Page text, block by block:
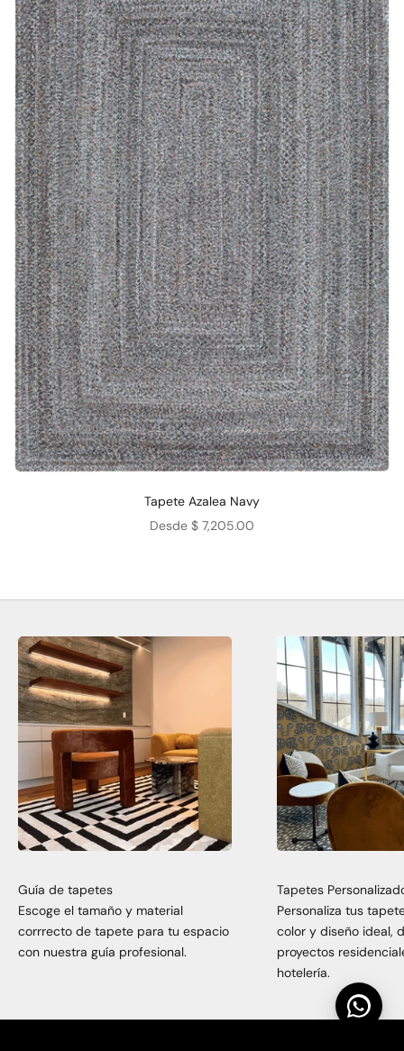
Tapete Azalea Navy
Precio de oferta
Desde $ 7,205.00
Guía de tapetes
Escoge el tamaño y material
corrrecto de tapete para tu espacio
con nuestra guía profesional.
Tapetes
Personaliza tus
color y diseño ideal,
proyectos
hotelería.